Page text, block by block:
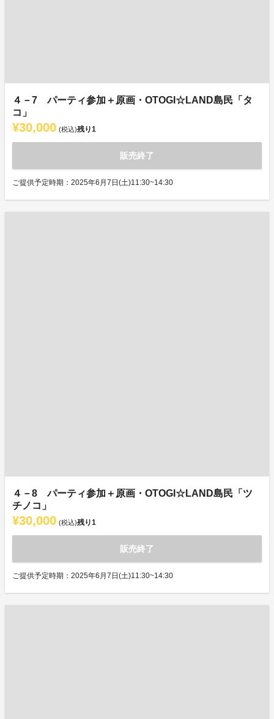
４－7 パーティ参加＋原画・OTOGI☆LAND島民「タ
コ」
¥30,000 (税込)残り1
販売終了
ご提供予定時期：2025年6月7日(土)11:30~14:30
４－8 パーティ参加＋原画・OTOGI☆LAND島民「ツ
チノコ」
¥30,000 (税込)残り1
販売終了
ご提供予定時期：2025年6月7日(土)11:30~14:30